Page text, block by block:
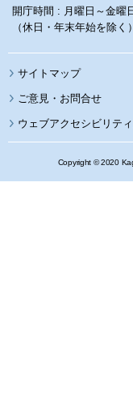
開庁時間 : 月曜日～金曜
（休日・年末年始を除く）
サイトマップ
ウェブアクセシビリテ
Copyright © 2020